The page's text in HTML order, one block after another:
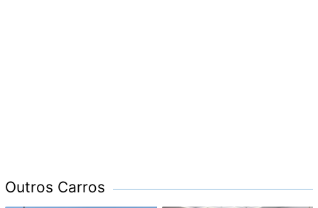
Outros Carros